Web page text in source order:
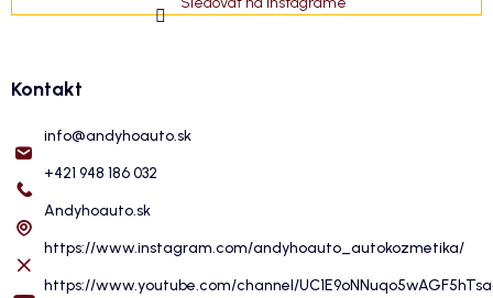
Kontakt
info@andyhoauto.sk
+421 948 186 032
Andyhoauto.sk
https://www.instagram.com/andyhoauto_autokozmetika/
https://www.youtube.com/channel/